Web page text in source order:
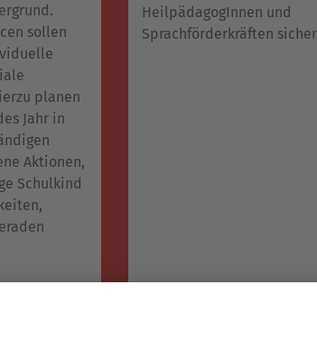
sollen
planen
Jahr in
Aktionen,
Schulkind
HeilpädagogInnen und
Sprachförderkräften